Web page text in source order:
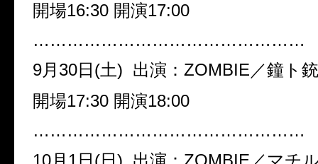
開場16:30 開演17:00
…………………………………………
9月30日(土) 出演：ZOMBIE／鐘ト
開場17:30 開演18:00
…………………………………………